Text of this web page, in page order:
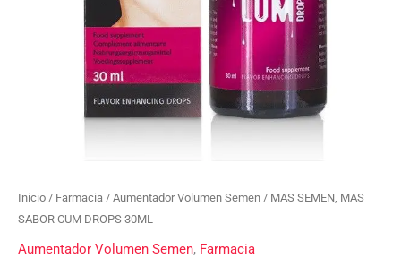
Inicio / Farmacia / Aumentador Volumen Semen / MAS SEMEN, MAS
SABOR CUM DROPS 30ML
Aumentador Volumen Semen, Farmacia